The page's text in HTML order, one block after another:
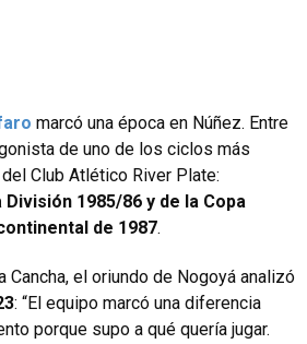
marcó una época en Núñez. Entre
de uno de los ciclos más
Club Atlético River Plate:
1985/86 y de la Copa
de 1987.
Cancha, el oriundo de Nogoyá analizó
: “El equipo marcó una diferencia
porque supo a qué quería jugar.